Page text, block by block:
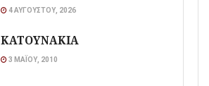
4 ΑΥΓΟΎΣΤΟΥ, 2026
ΚΑΤΟΥΝΑΚΙΑ
3 ΜΑΪ́ΟΥ, 2010